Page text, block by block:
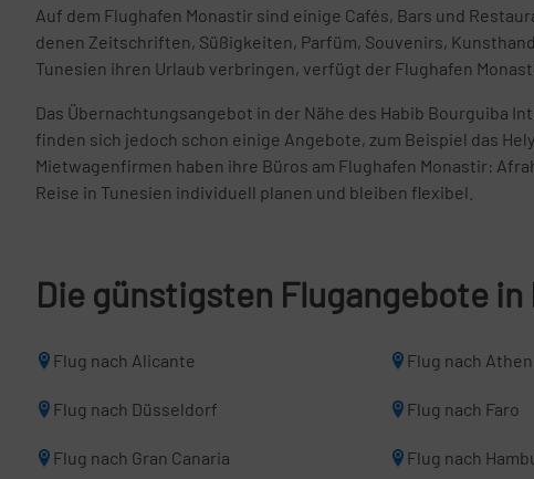
Auf dem Flughafen Monastir sind einige Cafés, Bars und
denen Zeitschriften, Süßigkeiten, Parfüm, Souvenirs,
Tunesien ihren Urlaub verbringen, verfügt der Flughafen
Das Übernachtungsangebot in der Nähe des Habib Bourguiba
finden sich jedoch schon einige Angebote, zum Beispiel das
Mietwagenfirmen haben ihre Büros am Flughafen Monastir:
Reise in Tunesien individuell planen und bleiben flexibel.
Die günstigsten Flugangebote in
Flug nach Alicante Flug nach Athen
Flug nach Düsseldorf Flug nach Faro
Flug nach Gran Canaria Flug nach